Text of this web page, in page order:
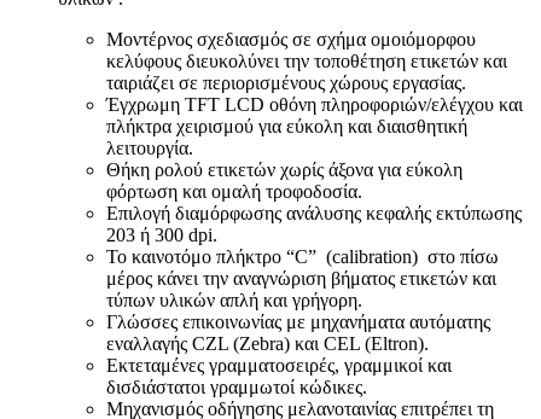
Μοντέρνος σχεδιασμός σε σχήμα ομοιόμορφου
κελύφους διευκολύνει την τοποθέτηση ετικετών και
ταιριάζει σε περιορισμένους χώρους εργασίας.
Έγχρωμη TFT LCD οθόνη πληροφοριών/ελέγχου και
πλήκτρα χειρισμού για εύκολη και διαισθητική
λειτουργία.
Θήκη ρολού ετικετών χωρίς άξονα για εύκολη
φόρτωση και ομαλή τροφοδοσία.
Επιλογή διαμόρφωσης ανάλυσης κεφαλής εκτύπωσης
203 ή 300 dpi.
Το καινοτόμο πλήκτρο “C” (calibration) στο πίσω
μέρος κάνει την αναγνώριση βήματος ετικετών και
τύπων υλικών απλή και γρήγορη.
Γλώσσες επικοινωνίας με μηχανήματα αυτόματης
εναλλαγής CZL (Zebra) και CEL (Eltron).
Εκτεταμένες γραμματοσειρές, γραμμικοί και
δισδιάστατοι γραμμωτοί κώδικες.
Μηχανισμός οδήγησης μελανοταινίας επιτρέπει τη